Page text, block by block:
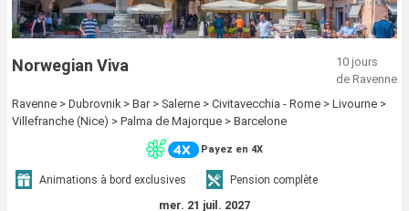
Norwegian Viva
10 jours
de Ravenne
Ravenne > Dubrovnik > Bar > Salerne > Civitavecchia - Rome > Livourne >
Villefranche (Nice) > Palma de Majorque > Barcelone
Payez en 4X
Animations à bord exclusives Pension complète
mer. 21 juil. 2027